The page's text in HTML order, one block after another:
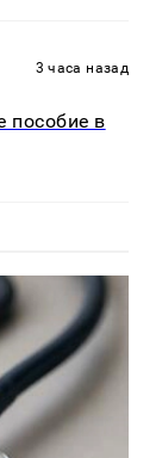
3 часа назад
пособие в